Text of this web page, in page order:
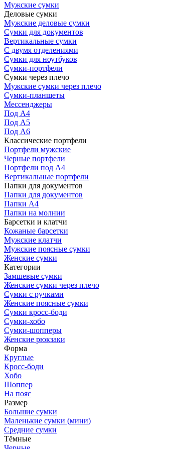
Мужские сумки
Деловые сумки
Мужские деловые сумки
Сумки для документов
Вертикальные сумки
С двумя отделениями
Сумки для ноутбуков
Сумки-портфели
Сумки через плечо
Мужские сумки через плечо
Сумки-планшеты
Мессенджеры
Под А4
Под А5
Под А6
Классические портфели
Портфели мужские
Черные портфели
Портфели под А4
Вертикальные портфели
Папки для документов
Папки для документов
Папки А4
Папки на молнии
Барсетки и клатчи
Кожаные барсетки
Мужские клатчи
Мужские поясные сумки
Женские сумки
Категории
Замшевые сумки
Женские сумки через плечо
Сумки с ручками
Женские поясные сумки
Сумки кросс-боди
Сумки-хобо
Сумки-шопперы
Женские рюкзаки
Форма
Круглые
Кросс-боди
Хобо
Шоппер
На пояс
Размер
Большие сумки
Маленькие сумки (мини)
Средние сумки
Тёмные